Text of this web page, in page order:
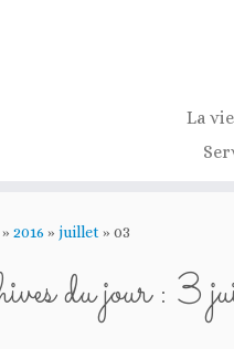
La
» 2016 » juillet » 03
du jour : 3